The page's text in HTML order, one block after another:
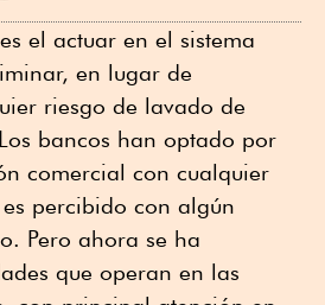
el actuar en el sistema
en lugar de
riesgo de lavado de
bancos han optado por
comercial con cualquier
percibido con algún
Pero ahora se ha
que operan en las